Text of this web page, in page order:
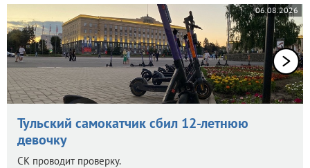
06.08.2026
Тульский самокатчик сбил 12-летнюю
девочку
СК проводит проверку.